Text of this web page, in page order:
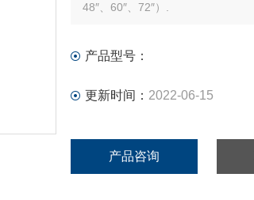
48″、60″、72″）.
产品型号：
更新时间： 2022-06-15
产品咨询